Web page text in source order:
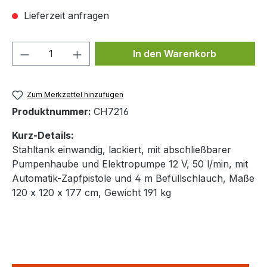
Lieferzeit anfragen
Produkt Anzahl: Gib denIn den Warenkorb
Zum Merkzettel hinzufügen
Produktnummer: CH7216
Kurz-Details:
Stahltank einwandig, lackiert, mit abschließbarer
Pumpenhaube und Elektropumpe 12 V, 50 l/min, mit
Automatik-Zapfpistole und 4 m Befüllschlauch, Maße
120 x 120 x 177 cm, Gewicht 191 kg